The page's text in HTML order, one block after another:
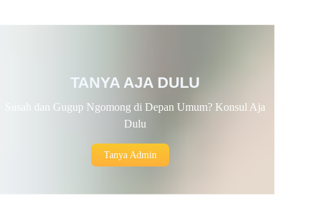
TANYA AJA DULU
Susah dan Gugup Ngomong di Depan Umum? Konsul Aja
Dulu
Tanya Admin